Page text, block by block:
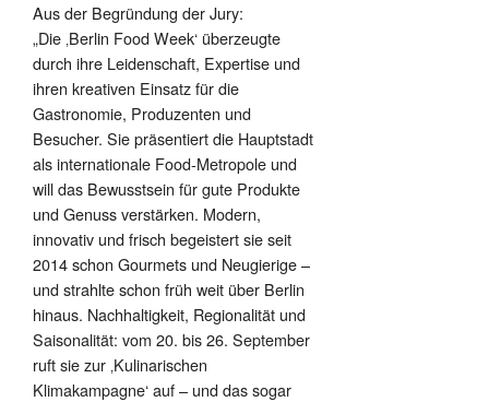
Aus der Begründung der Jury:
„Die ‚Berlin Food Week‘ überzeugte
durch ihre Leidenschaft, Expertise und
ihren kreativen Einsatz für die
Gastronomie, Produzenten und
Besucher. Sie präsentiert die Hauptstadt
als internationale Food-Metropole und
will das Bewusstsein für gute Produkte
und Genuss verstärken. Modern,
innovativ und frisch begeistert sie seit
2014 schon Gourmets und Neugierige –
und strahlte schon früh weit über Berlin
hinaus. Nachhaltigkeit, Regionalität und
Saisonalität: vom 20. bis 26. September
ruft sie zur ‚Kulinarischen
Klimakampagne‘ auf – und das sogar